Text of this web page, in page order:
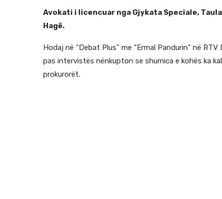
Avokati i licencuar nga Gjykata Speciale,
Hagë.
Hodaj në “Debat Plus” me “Ermal Pandurin” në
pas intervistës nënkupton se shumica e kohës ka
prokurorët.